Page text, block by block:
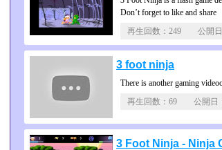
Don’t forget to like and share
再生回数：249 公開
3 foot ninja
There is another gaming
再生回数：69 公開
3 Foot Ninja - Ninja